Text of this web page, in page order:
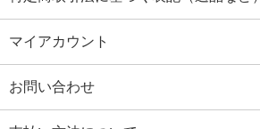
マイアカウント
お問い合わせ